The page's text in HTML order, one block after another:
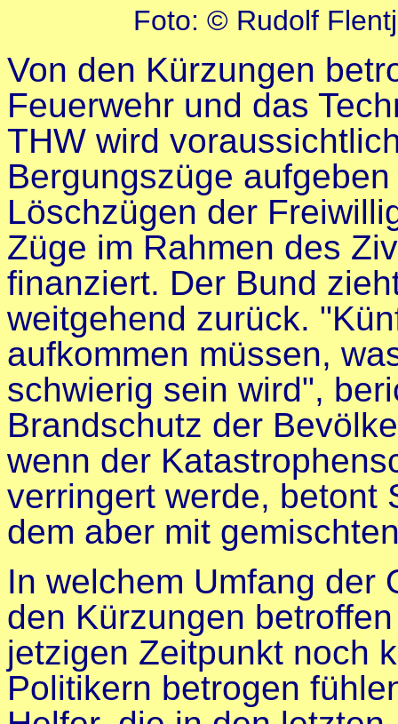
Foto: © Rudolf
Von den Kürzungen
Feuerwehr und das
THW wird
Bergungszüge
Löschzügen der
Züge im Rahmen des
finanziert. Der Bund
weitgehend zurück.
aufkommen müssen,
schwierig sein wird",
Brandschutz der
wenn der
verringert werde, betont
dem aber mit
In welchem Umfang der
den Kürzungen
jetzigen Zeitpunkt noch
Politikern betrogen